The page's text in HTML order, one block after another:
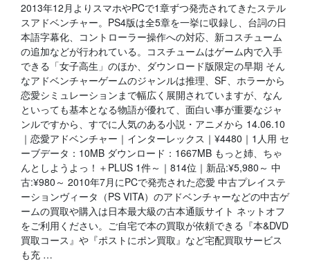
2013年12月よりスマホやPCで1章ずつ発売されてきたステル
スアドベンチャー。PS4版は全5章を一挙に収録し、台詞の日
本語字幕化、コントローラー操作への対応、新コスチューム
の追加などが行われている。コスチュームはゲーム内で入手
できる「女子高生」のほか、ダウンロード版限定の早期 そん
なアドベンチャーゲームのジャンルは推理、SF、ホラーから
恋愛シミュレーションまで幅広く展開されていますが、なん
といっても基本となる物語が優れて、面白い事が重要なジャ
ンルですから、すでに人気のある小説・アニメから 14.06.10
｜恋愛アドベンチャー｜インターレックス｜¥4480｜1人用 セ
ーブデータ：10MB ダウンロード：1667MB もっと姉、ちゃ
んとしようよっ！＋PLUS 1件～｜814位｜新品:¥5,980～ 中
古:¥980～ 2010年7月にPCで発売された恋愛 中古プレイステ
ーションヴィータ（PS VITA）のアドベンチャーなどの中古ゲ
ームの買取や購入は日本最大級の古本通販サイト ネットオフ
をご利用ください。ご自宅で本の買取が依頼できる『本&DVD
買取コース』や『ポストにポン買取』など宅配買取サービス
も充 …